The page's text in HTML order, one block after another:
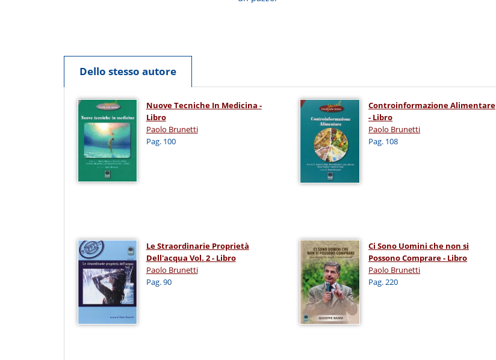
Dello stesso autore
Nuove Tecniche In Medicina -
Libro
Paolo Brunetti
Pag. 100
Controinformazione Alimentare
- Libro
Paolo Brunetti
Pag. 108
Le Straordinarie Proprietà
Dell'acqua Vol. 2 - Libro
Paolo Brunetti
Pag. 90
Ci Sono Uomini che non si
Possono Comprare - Libro
Paolo Brunetti
Pag. 220